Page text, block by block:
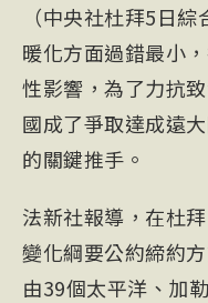
（中央社杜拜5日
暖化方面過錯最小
性影響，為了力抗
國成了爭取達成遠
的關鍵推手。
法新社報導，在杜
變化綱要公約締約
由39個太平洋、加